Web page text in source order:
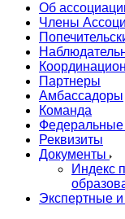
Об
Члены
Партнеры
Амбассадоры
Команда
Федеральные
Реквизиты
Документы
Индекс
Экспертные